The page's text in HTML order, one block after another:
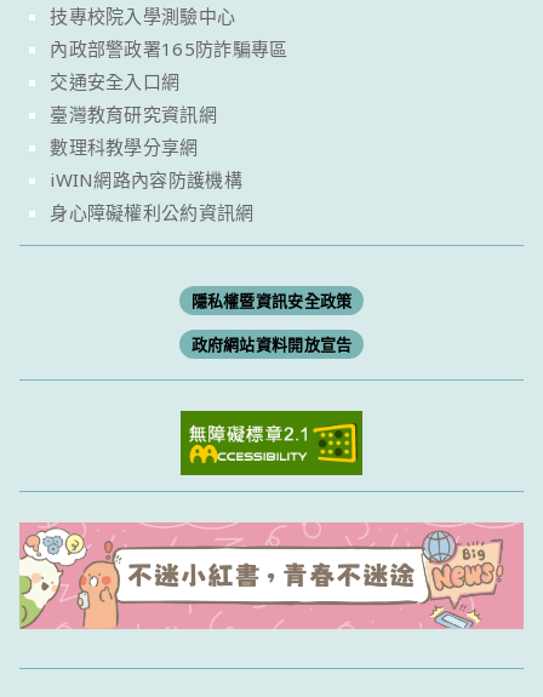
技專校院入學測驗中心
內政部警政署165防詐騙專區
交通安全入口網
臺灣教育研究資訊網
數理科教學分享網
iWIN網路內容防護機構
身心障礙權利公約資訊網
隱私權暨資訊安全政策
政府網站資料開放宣告